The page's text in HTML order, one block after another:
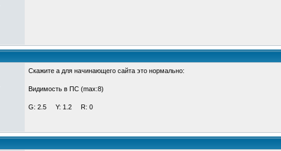
Скажите а для начинающего сайта это нормально:
Видимость в ПС (max:8)
G: 2.5 Y: 1.2 R: 0